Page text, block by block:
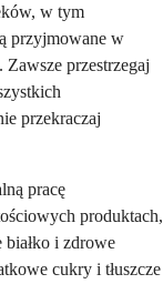
w tym
przyjmowane w
przestrzegaj
przekraczaj
pracę
produktach,
białko i zdrowe
cukry i tłuszcze